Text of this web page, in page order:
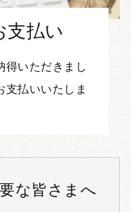
支払い
得いただきまし
支払いいたしま
な皆さまへ